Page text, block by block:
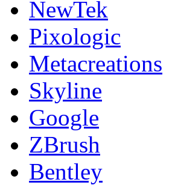
NewTek
Pixologic
Metacreations
Skyline
Google
ZBrush
Bentley